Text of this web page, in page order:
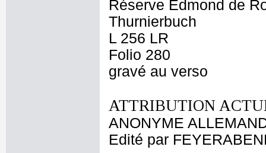
Réserve Edmond de
Thurnierbuch
L 256 LR
Folio 280
gravé au verso
ATTRIBUTION
ANONYME
Edité par